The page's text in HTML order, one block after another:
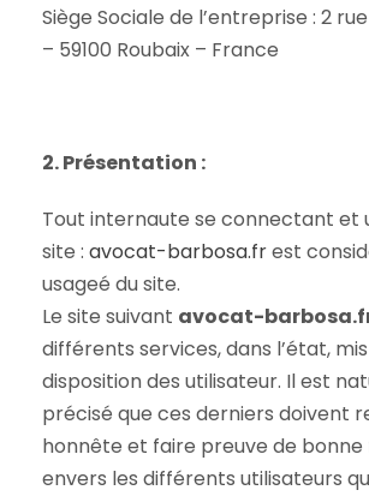
Siège Sociale de l’entreprise : 2
– 59100 Roubaix – France
2. Présentation :
Tout internaute se connectant et
site : avocat-barbosa.frest
usageé du site.
Le site suivant avocat-
différents services, dans l’état,
disposition des utilisateur. Il est
précisé que ces derniers doivent
honnête et faire preuve de
envers les différents utilisateurs